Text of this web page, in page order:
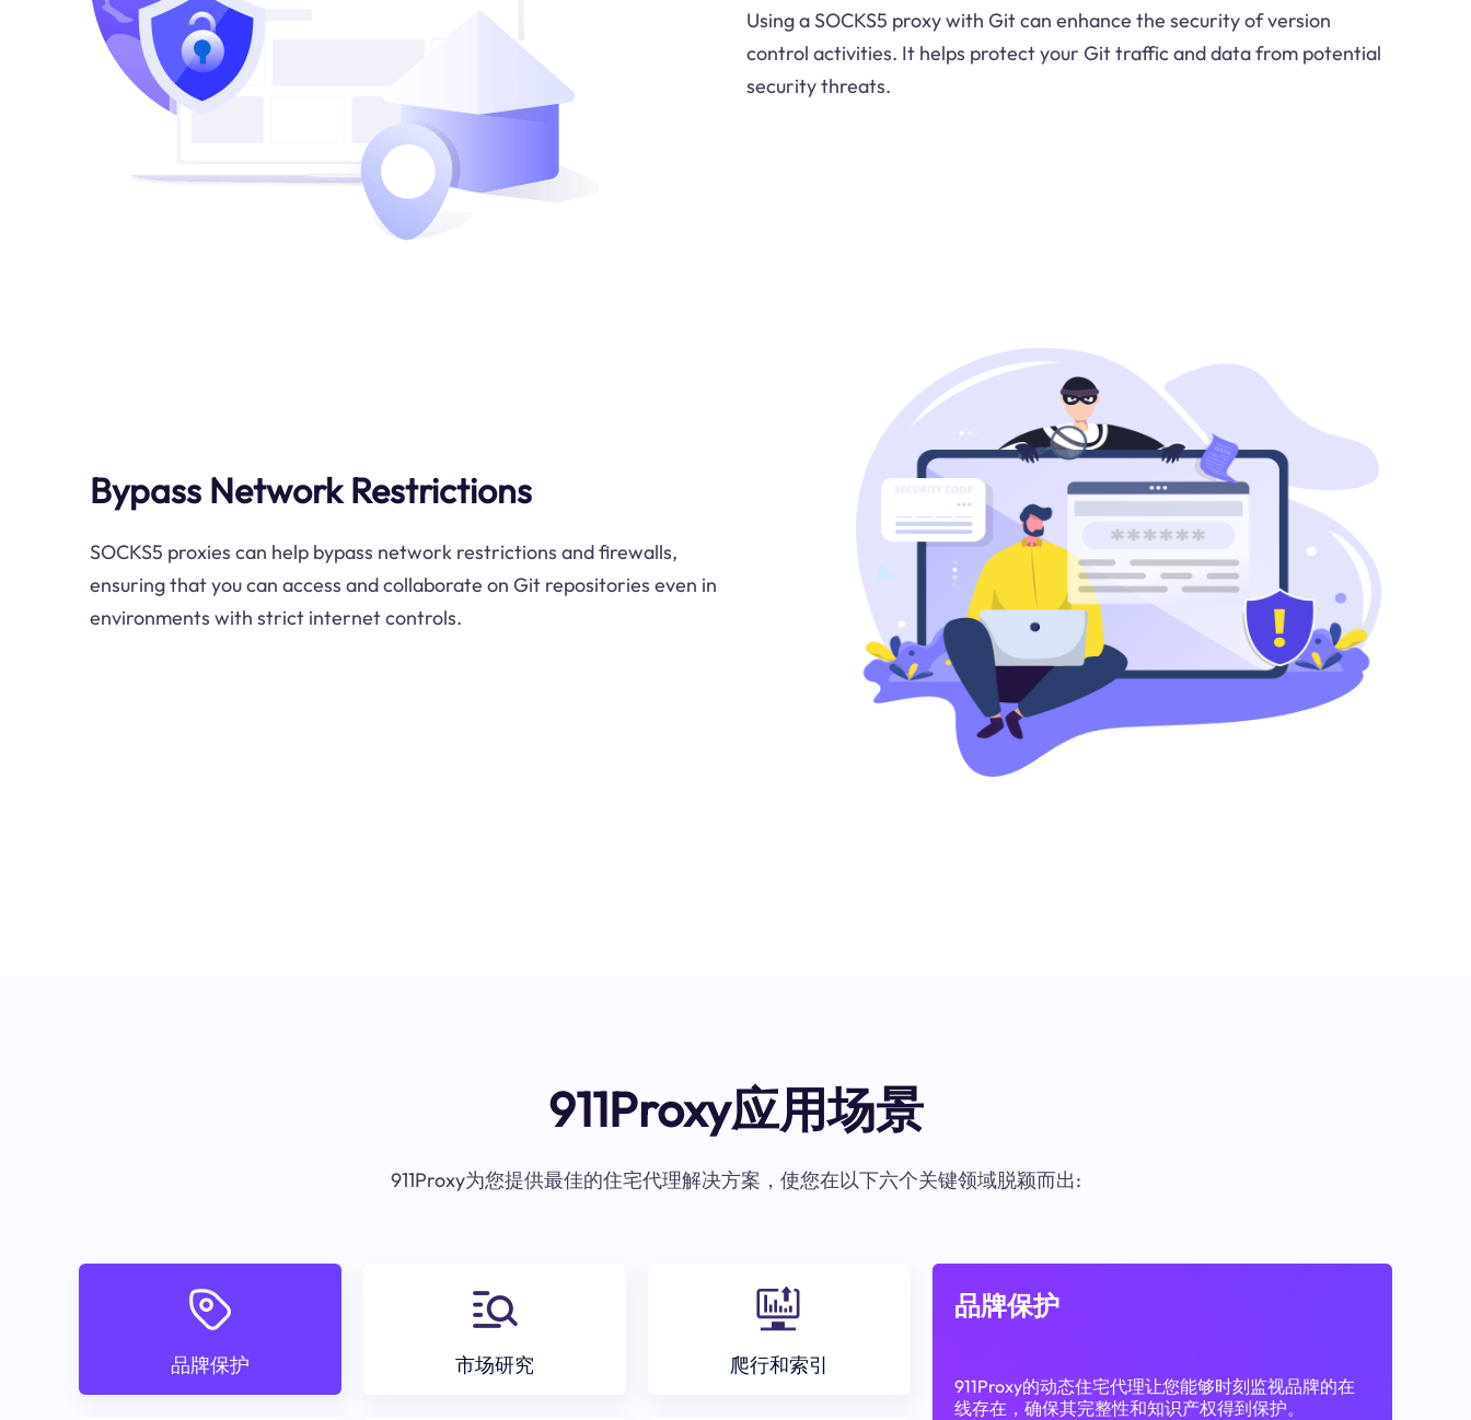
Using a SOCKS5 proxy with Git can enhance the security of version
control activities. It helps protect your Git traffic and data from potential
security threats.
Bypass Network Restrictions
SOCKS5 proxies can help bypass network restrictions and firewalls,
ensuring that you can access and collaborate on Git repositories even in
environments with strict internet controls.
911Proxy应用场景
911Proxy为您提供最佳的住宅代理解决方案，使您在以下六个关键领域脱颖而出:
品牌保护 市场研究 爬行和索引
品牌保护
911Proxy的动态住宅代理让您能够时刻监视品牌的在
线存在，确保其完整性和知识产权得到保护。